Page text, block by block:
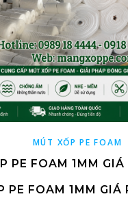
MÚT XỐP PE FOAM
PE FOAM 1MM
PE FOAM 1MM GIÁ